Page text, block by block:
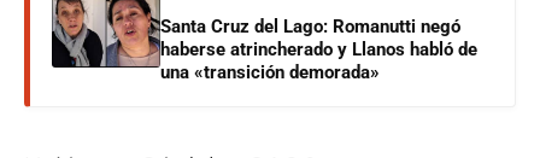
Santa Cruz del Lago: Romanutti negó
haberse atrincherado y Llanos habló de
una «transición demorada»